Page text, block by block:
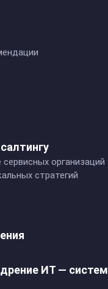
организаций
стратегий
ИТ — систем